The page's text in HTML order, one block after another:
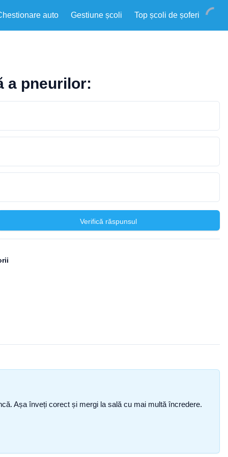
auto Gestiune școli Top școli de șoferi
a pneurilor:
Verifică răspunsul
Așa înveți corect și mergi la sală cu mai multă încredere.